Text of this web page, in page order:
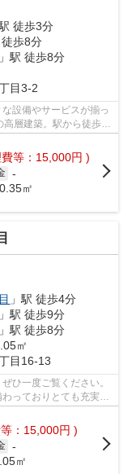
徒歩3分
徒歩8分
」駅 徒歩8分
目3-2
設備やサービスが揃っ
高層建築。駅から徒歩3
等：15,000円 )
-
㎡
」駅 徒歩4分
」駅 徒歩9分
」駅 徒歩8分
㎡
目16-13
ひ一度ご覧ください。
っておりとても充実し
：15,000円 )
-
㎡